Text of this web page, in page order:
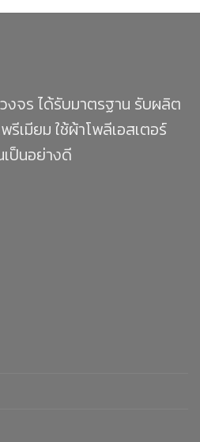
งจร ได้รับมาตรฐาน รับผลิต
เมียม ใช้ผ้าโพลีเอสเตอร์
ป็นอย่างดี